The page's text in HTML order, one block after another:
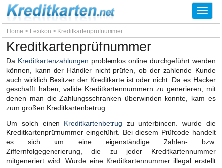
Home > Lexikon > Kreditkartenprüfnummer
Kreditkartenprüfnummer
Da Kreditkartenzahlungen problemlos online durchgeführt werden
können, kann der Händler nicht prüfen, ob der zahlende Kunde
auch wirklich Besitzer der Kreditkarte ist oder nicht. Da es Hacker
geschafft haben, valide Kreditkartennummern zu generieren, mit
denen man die Zahlungsschranken überwinden konnte, kam es
zum großen Kreditkartenbetrug.
Um solch einen Kreditkartenbetrug zu unterbinden, wurde die
Kreditkartenprüfnummer eingeführt. Bei diesem Prüfcode handelt
es sich um eine eigenständige Zahlen- bzw.
Ziffernfolgegenerierung, die zu jeder Kreditkartennummer
mitgeneriert wird. Wurde eine Kreditkartennummer illegal erstellt